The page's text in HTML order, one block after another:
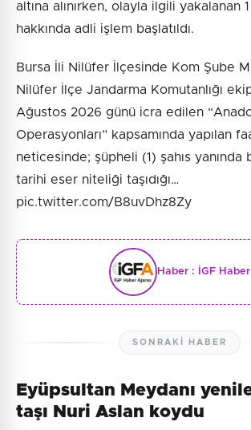
altına alınırken, olayla ilgili yakalanan
hakkında adli işlem başlatıldı.
Bursa İli Nilüfer İlçesinde Kom Şube
Nilüfer İlçe Jandarma Komutanlığı
Ağustos 2026 günü icra edilen
Operasyonları” kapsamında yapılan
neticesinde; şüpheli (1) şahıs yanında
tarihi eser niteliği taşıdığı…
pic.twitter.com/B8uvDhz8Zy
Haber : İGF Haber
SONRAKI HABER
Eyüpsultan Meydanı
taşı Nuri Aslan koydu